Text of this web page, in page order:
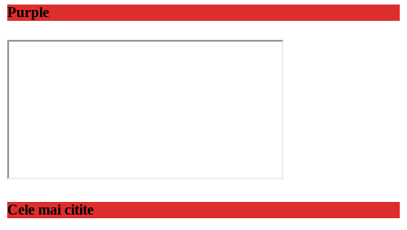
Purple
Cele mai citite